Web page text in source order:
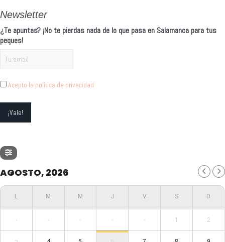
Newsletter
¿Te apuntas? ¡No te pierdas nada de lo que pasa en Salamanca para tus
peques!
Acepto la política de privacidad
AGOSTO, 2026
- - - - - 1 2